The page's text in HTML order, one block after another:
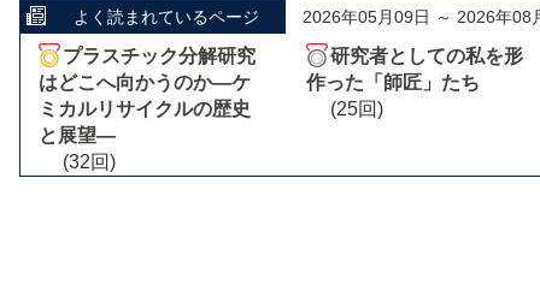
よく読まれているページ 2026年05月09日 ～ 2026年08
プラスチック分解研究
はどこへ向かうのか―ケ
ミカルリサイクルの歴史
と展望―
(32回)
研究者としての私を形
作った「師匠」たち
(25回)